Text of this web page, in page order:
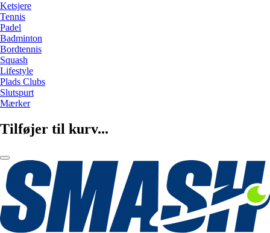
Ketsjere
Tennis
Padel
Badminton
Bordtennis
Squash
Lifestyle
Plads Clubs
Slutspurt
Mærker
Tilføjer til kurv...